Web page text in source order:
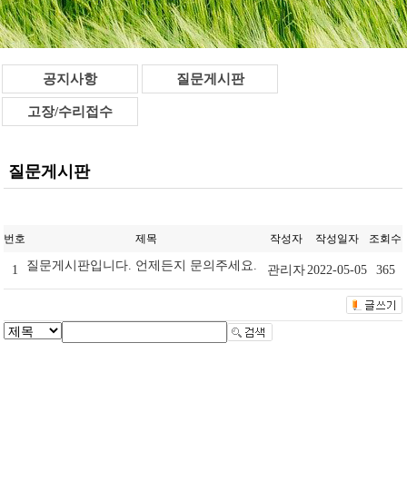
공지사항 질문게시판
고장/수리접수
질문게시판
번호 제목 작성자 작성일자 조회수
1 질문게시판입니다. 언제든지 문의주세요. 관리자2022-05-05 365